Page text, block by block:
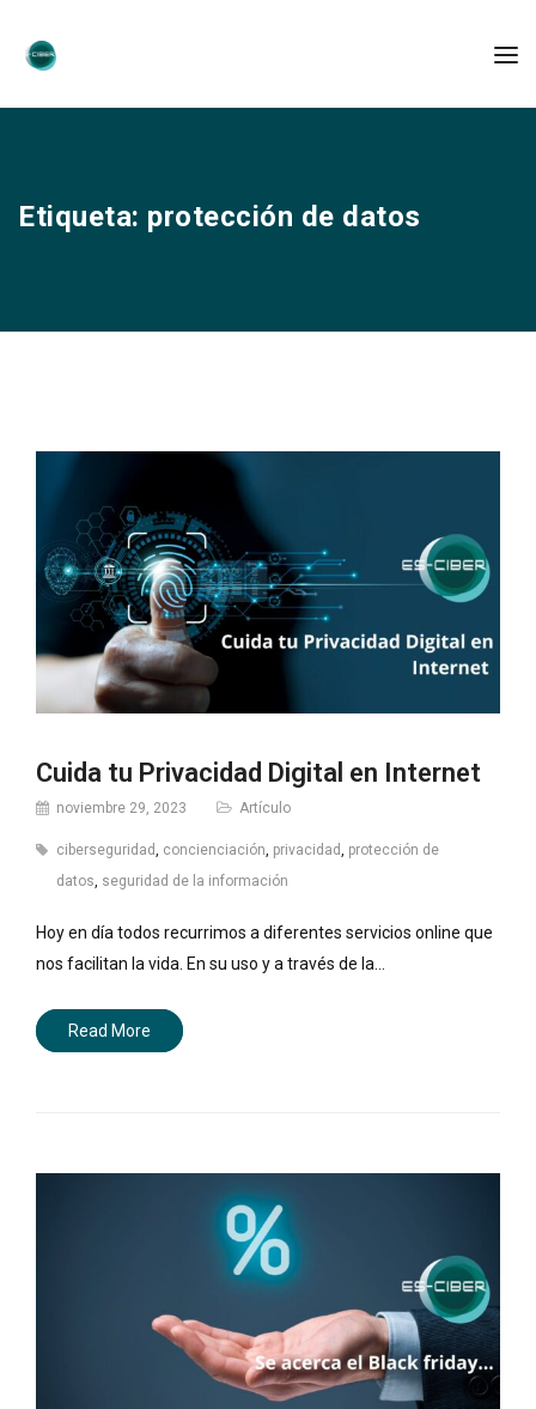
Etiqueta: protección de datos
Cuida tu Privacidad Digital en Internet
noviembre 29, 2023 Artículo
ciberseguridad concienciación privacidad
protección de
datos seguridad de la información
Hoy en día todos recurrimos a diferentes servicios online que
nos facilitan la vida. En su uso y a través de la…
Read More